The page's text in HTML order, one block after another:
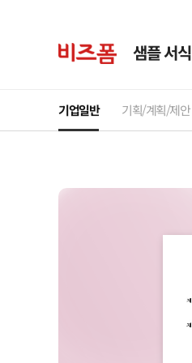
샘플 서식
기업일반 기획/계획/제안